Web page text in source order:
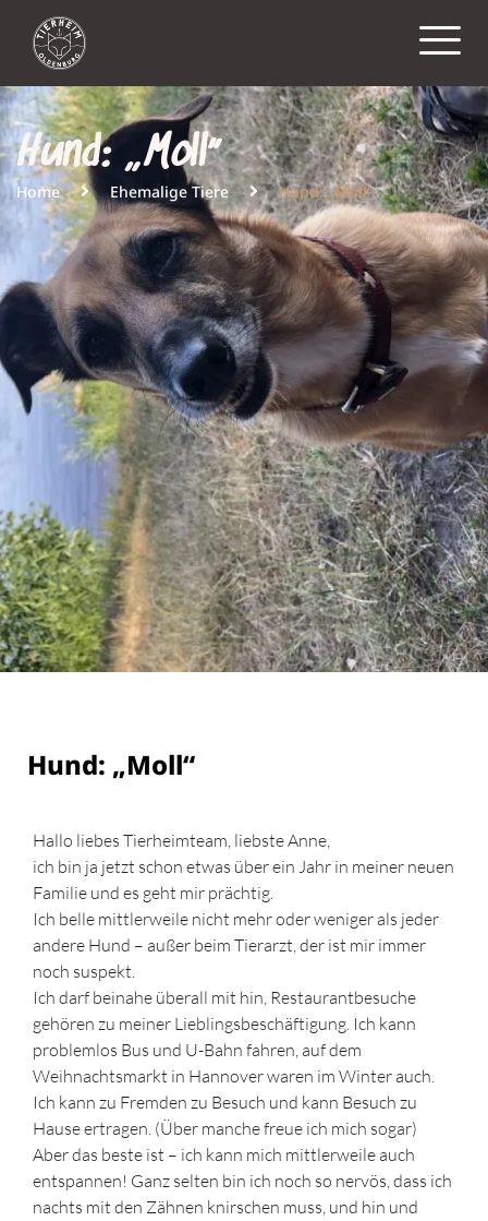
Hund: „Moll“
Home Ehemalige Tiere Hund: „Moll“
Hund: „Moll“
Hallo liebes Tierheimteam, liebste Anne,
ich bin ja jetzt schon etwas über ein Jahr in meiner neuen
Familie und es geht mir prächtig.
Ich belle mittlerweile nicht mehr oder weniger als jeder
andere Hund – außer beim Tierarzt, der ist mir immer
noch suspekt.
Ich darf beinahe überall mit hin, Restaurantbesuche
gehören zu meiner Lieblingsbeschäftigung. Ich kann
problemlos Bus und U-Bahn fahren, auf dem
Weihnachtsmarkt in Hannover waren im Winter auch.
Ich kann zu Fremden zu Besuch und kann Besuch zu
Hause ertragen. (Über manche freue ich mich sogar)
Aber das beste ist – ich kann mich mittlerweile auch
entspannen! Ganz selten bin ich noch so nervös, dass ich
nachts mit den Zähnen knirschen muss, und hin und